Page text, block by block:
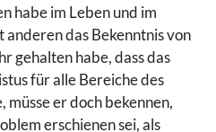
habe im Leben und im
das Bekenntnis von
gehalten habe, dass das
für alle Bereiche des
müsse er doch bekennen,
erschienen sei, als